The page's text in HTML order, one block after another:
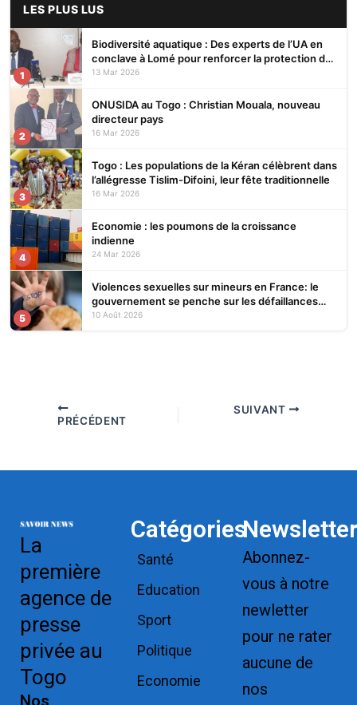
LES PLUS LUS
1
Biodiversité aquatique : Des experts de l’UA en
conclave à Lomé pour renforcer la protection des
écosystèmes
13 Mar 2026
2
ONUSIDA au Togo : Christian Mouala, nouveau
directeur pays
16 Mar 2026
3
Togo : Les populations de la Kéran célèbrent dans
l’allégresse Tislim-Difoini, leur fête traditionnelle
16 Mar 2026
4
Economie : les poumons de la croissance
indienne
24 Mar 2026
5
Violences sexuelles sur mineurs en France: le
gouvernement se penche sur les défaillances
des enquêtes
10 Août 2026
PRÉCÉDENT
SUIVANT
La
première
agence de
presse
privée au
Togo
Nos
Catégories
Santé
Education
Sport
Politique
Economie
Newsletter
Abonnez-
vous à notre
newletter
pour ne rater
aucune de
nos